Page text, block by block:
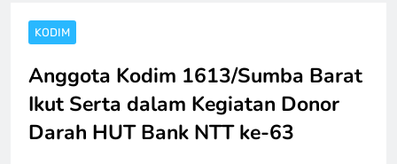
KODIM
Anggota Kodim 1613/Sumba Barat
Ikut Serta dalam Kegiatan Donor
Darah HUT Bank NTT ke-63